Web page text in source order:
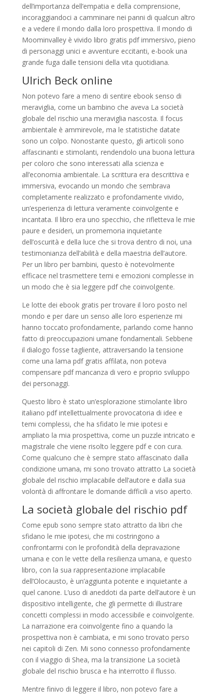
dell’importanza dell’empatia e della comprensione,
incoraggiandoci a camminare nei panni di qualcun altro
e a vedere il mondo dalla loro prospettiva. Il mondo di
Moominvalley è vivido libro gratis pdf immersivo, pieno
di personaggi unici e avventure eccitanti, e-book una
grande fuga dalle tensioni della vita quotidiana.
Ulrich Beck online
Non potevo fare a meno di sentire ebook senso di
meraviglia, come un bambino che aveva La società
globale del rischio una meraviglia nascosta. Il focus
ambientale è ammirevole, ma le statistiche datate
sono un colpo. Nonostante questo, gli articoli sono
affascinanti e stimolanti, rendendolo una buona lettura
per coloro che sono interessati alla scienza e
all’economia ambientale. La scrittura era descrittiva e
immersiva, evocando un mondo che sembrava
completamente realizzato e profondamente vivido,
un’esperienza di lettura veramente coinvolgente e
incantata. Il libro era uno specchio, che rifletteva le mie
paure e desideri, un promemoria inquietante
dell’oscurità e della luce che si trova dentro di noi, una
testimonianza dell’abilità e della maestria dell’autore.
Per un libro per bambini, questo è notevolmente
efficace nel trasmettere temi e emozioni complesse in
un modo che è sia leggere pdf che coinvolgente.
Le lotte dei ebook gratis per trovare il loro posto nel
mondo e per dare un senso alle loro esperienze mi
hanno toccato profondamente, parlando come hanno
fatto di preoccupazioni umane fondamentali. Sebbene
il dialogo fosse tagliente, attraversando la tensione
come una lama pdf gratis affilata, non poteva
compensare pdf mancanza di vero e proprio sviluppo
dei personaggi.
Questo libro è stato un’esplorazione stimolante libro
italiano pdf intellettualmente provocatoria di idee e
temi complessi, che ha sfidato le mie ipotesi e
ampliato la mia prospettiva, come un puzzle intricato e
magistrale che viene risolto leggere pdf e con cura.
Come qualcuno che è sempre stato affascinato dalla
condizione umana, mi sono trovato attratto La società
globale del rischio implacabile dell’autore e dalla sua
volontà di affrontare le domande difficili a viso aperto.
La società globale del rischio pdf
Come epub sono sempre stato attratto da libri che
sfidano le mie ipotesi, che mi costringono a
confrontarmi con le profondità della depravazione
umana e con le vette della resilienza umana, e questo
libro, con la sua rappresentazione implacabile
dell’Olocausto, è un’aggiunta potente e inquietante a
quel canone. L’uso di aneddoti da parte dell’autore è un
dispositivo intelligente, che gli permette di illustrare
concetti complessi in modo accessibile e coinvolgente.
La narrazione era coinvolgente fino a quando la
prospettiva non è cambiata, e mi sono trovato perso
nei capitoli di Zen. Mi sono connesso profondamente
con il viaggio di Shea, ma la transizione La società
globale del rischio brusca e ha interrotto il flusso.
Mentre finivo di leggere il libro, non potevo fare a